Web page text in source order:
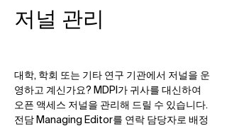
저널 관리
대학, 학회 또는 기타 연구 기관에서 저널을 운
영하고 계신가요? MDPI가 귀사를 대신하여
오픈 액세스 저널을 관리해 드릴 수 있습니다.
전담 Managing Editor를 연락 담당자로 배정